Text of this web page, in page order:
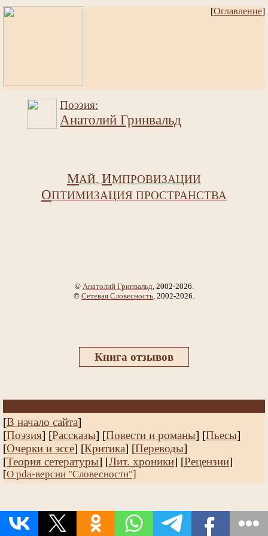
[Оглавление]
Поэзия:
Анатолий Гринвальд
МАЙ. ИМПРОВИЗАЦИИ
ОПТИМИЗАЦИЯ ПРОСТРАНСТВА
© Анатолий Гринвальд, 2002-2026.
© Сетевая Словесность, 2002-2026.
Книга отзывов
[В начало сайта]
[Поэзия] [Рассказы] [Повести и романы] [Пьесы]
[Очерки и эссе] [Критика] [Переводы]
[Теория сетературы] [Лит. хроники] [Рецензии]
[О pda-версии "Словесности"]